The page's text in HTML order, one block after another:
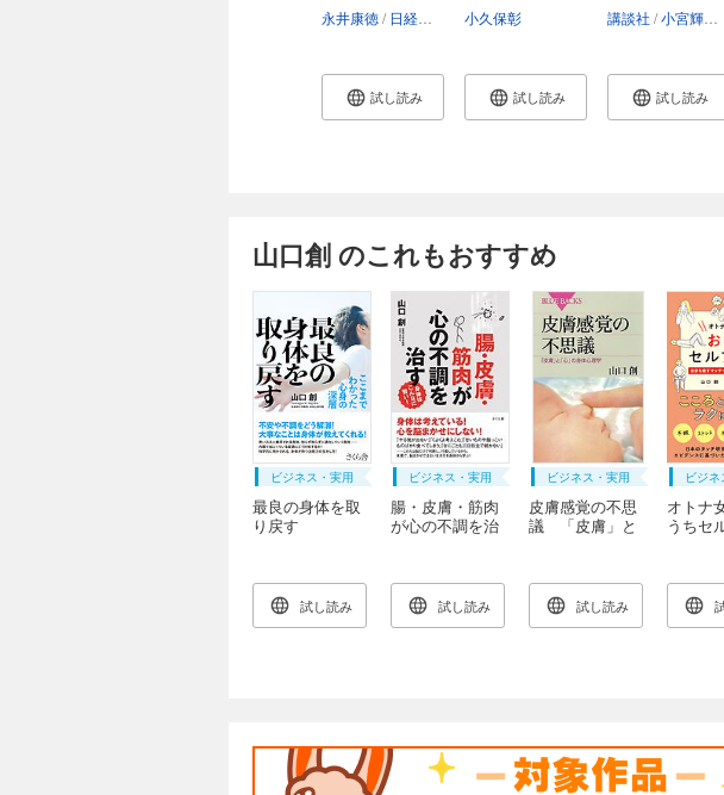
永井康徳 日経ヘルスケア
試し読み
小久保彰
試し読み
講談社 小宮輝之
試し読み
山口創 のこれもおすすめ
ビジネス・実用
最良の身体を取
り戻す
試し読み
ビジネス・実用
腸・皮膚・筋肉
が心の不調を治
試し読み
ビジネス・実用
皮膚感覚の不思
議 「皮膚」と
試し読み
ビジ
オトナ
うちセ